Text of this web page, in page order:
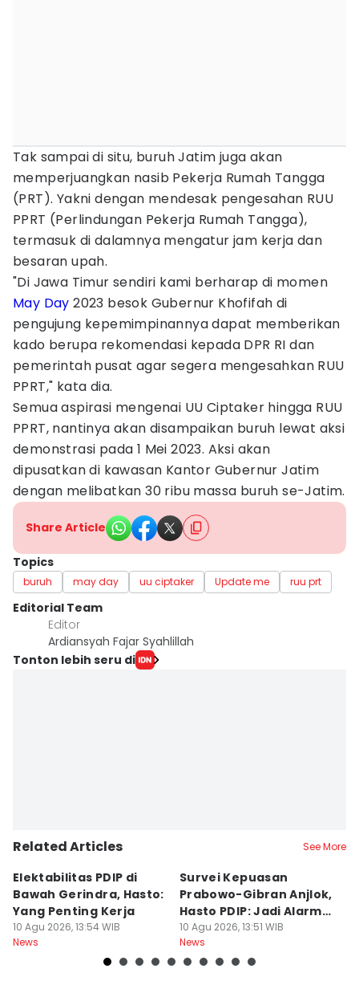
Tak sampai di situ, buruh Jatim juga akan
memperjuangkan nasib Pekerja Rumah Tangga
(PRT). Yakni dengan mendesak pengesahan RUU
PPRT (Perlindungan Pekerja Rumah Tangga),
termasuk di dalamnya mengatur jam kerja dan
besaran upah.
"Di Jawa Timur sendiri kami berharap di momen
May Day 2023 besok Gubernur Khofifah di
pengujung kepemimpinannya dapat memberikan
kado berupa rekomendasi kepada DPR RI dan
pemerintah pusat agar segera mengesahkan RUU
PPRT," kata dia.
Semua aspirasi mengenai UU Ciptaker hingga RUU
PPRT, nantinya akan disampaikan buruh lewat aksi
demonstrasi pada 1 Mei 2023. Aksi akan
dipusatkan di kawasan Kantor Gubernur Jatim
dengan melibatkan 30 ribu massa buruh se-Jatim.
Share Article
Topics
buruh may day uu ciptaker Update me ruu prt
Editorial Team
Editor
Ardiansyah Fajar Syahlillah
Tonton lebih seru di
Related Articles See More
Elektabilitas PDIP di
Bawah Gerindra, Hasto:
Yang Penting Kerja
10 Agu 2026, 13:54 WIB
News
Survei Kepuasan
Prabowo-Gibran Anjlok,
Hasto PDIP: Jadi Alarm
Koreksi
10 Agu 2026, 13:51 WIB
News